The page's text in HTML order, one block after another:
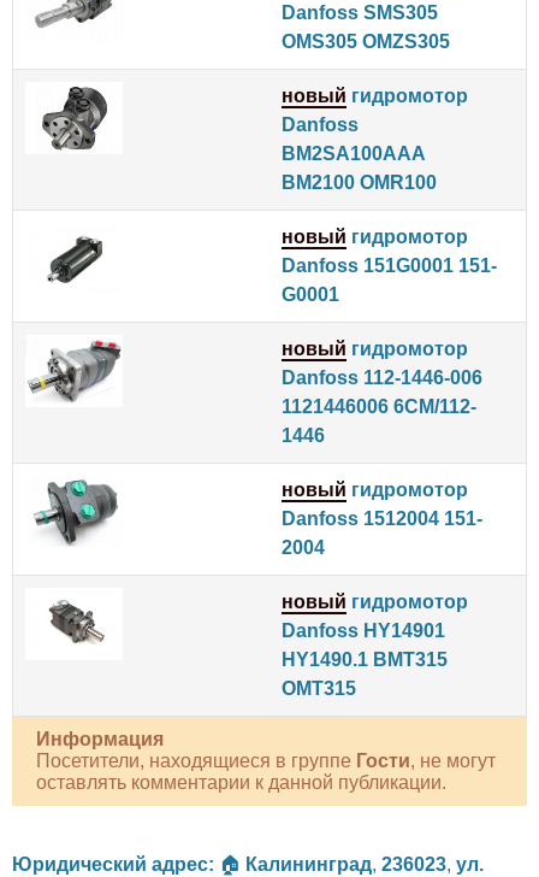
Danfoss SMS305
OMS305 OMZS305
новый гидромотор
Danfoss
BM2SA100AAA
BM2100 OMR100
новый гидромотор
Danfoss 151G0001 151-
G0001
новый гидромотор
Danfoss 112-1446-006
1121446006 6CM/112-
1446
новый гидромотор
Danfoss 1512004 151-
2004
новый гидромотор
Danfoss HY14901
HY1490.1 BMT315
OMT315
Информация
Посетители, находящиеся в группе Гости, не могут
оставлять комментарии к данной публикации.
Юридический адрес: 🏠 Калининград, 236023, ул.